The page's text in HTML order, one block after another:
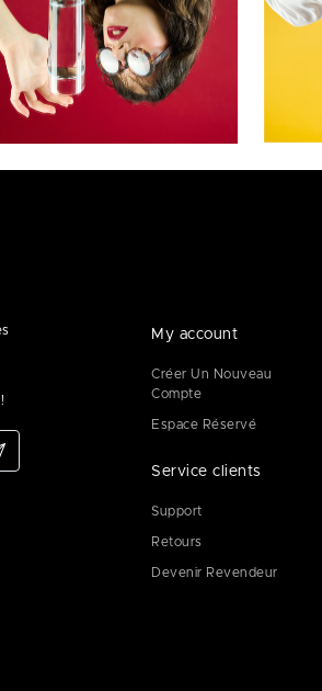
My account
Créer Un Nouveau
Compte
Espace Réservé
Service clients
Support
Retours
Devenir Revendeur